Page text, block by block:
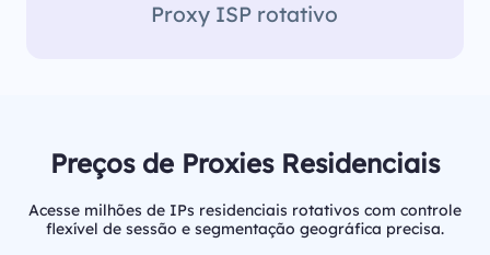
Proxy ISP rotativo
Preços de Proxies Residenciais
Acesse milhões de IPs residenciais rotativos com controle
flexível de sessão e segmentação geográfica precisa.